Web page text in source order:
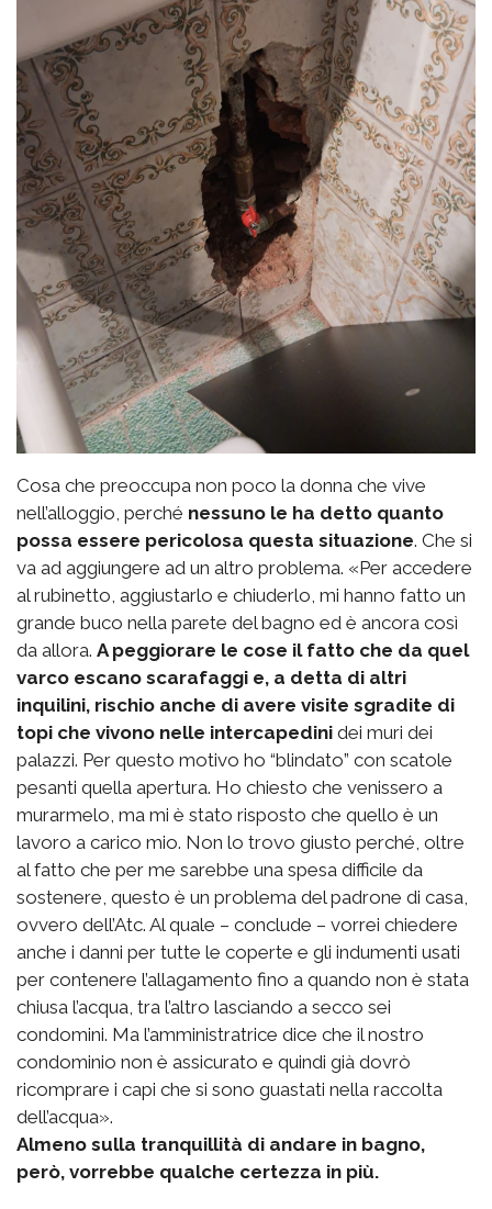
Cosa che preoccupa non poco la donna che vive
nell’alloggio, perché nessuno le ha detto quanto
possa essere pericolosa questa situazione. Che si
va ad aggiungere ad un altro problema. «Per accedere
al rubinetto, aggiustarlo e chiuderlo, mi hanno fatto un
grande buco nella parete del bagno ed è ancora così
da allora. A peggiorare le cose il fatto che da quel
varco escano scarafaggi e, a detta di altri
inquilini, rischio anche di avere visite sgradite di
topi che vivono nelle intercapedini dei muri dei
palazzi. Per questo motivo ho “blindato” con scatole
pesanti quella apertura. Ho chiesto che venissero a
murarmelo, ma mi è stato risposto che quello è un
lavoro a carico mio. Non lo trovo giusto perché, oltre
al fatto che per me sarebbe una spesa difficile da
sostenere, questo è un problema del padrone di casa,
ovvero dell’Atc. Al quale – conclude – vorrei chiedere
anche i danni per tutte le coperte e gli indumenti usati
per contenere l’allagamento fino a quando non è stata
chiusa l’acqua, tra l’altro lasciando a secco sei
condomini. Ma l’amministratrice dice che il nostro
condominio non è assicurato e quindi già dovrò
ricomprare i capi che si sono guastati nella raccolta
dell’acqua».
Almeno sulla tranquillità di andare in bagno,
però, vorrebbe qualche certezza in più.